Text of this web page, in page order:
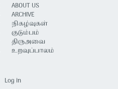
ABOUT US
ARCHIVE
நிகழ்வுகள்
குடும்பம்
திருஅவை
உறவுப்பாலம்
Log in